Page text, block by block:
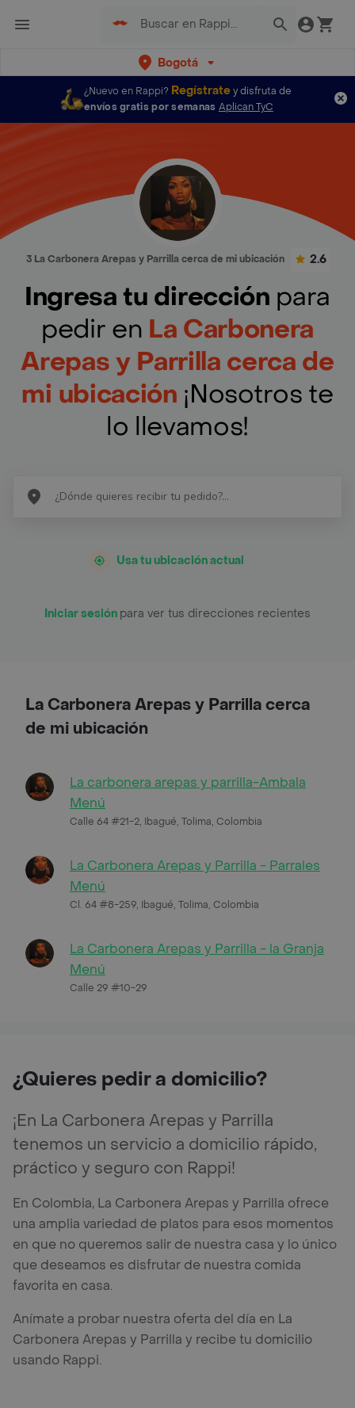
Bogotá
¿Nuevo en Rappi? Regístratey disfruta de
envíos gratis por semanas Aplican TyC
3 La Carbonera Arepas y Parrilla cerca de mi ubicación 2.6
Ingresa tu dirección para
pedir en La Carbonera
Arepas y Parrilla cerca de
mi ubicación ¡Nosotros te
lo llevamos!
Usa tu ubicación actual
Iniciar sesión para ver tus direcciones recientes
La Carbonera Arepas y Parrilla cerca
de mi ubicación
La carbonera arepas y parrilla-Ambala
Menú
Calle 64 #21-2, Ibagué, Tolima, Colombia
La Carbonera Arepas y Parrilla - Parrales
Menú
Cl. 64 #8-259, Ibagué, Tolima, Colombia
La Carbonera Arepas y Parrilla - la Granja
Menú
Calle 29 #10-29
¿Quieres pedir a domicilio?
¡En La Carbonera Arepas y Parrilla
tenemos un servicio a domicilio rápido,
práctico y seguro con Rappi!
En Colombia, La Carbonera Arepas y Parrilla ofrece
una amplia variedad de platos para esos momentos
en que no queremos salir de nuestra casa y lo único
que deseamos es disfrutar de nuestra comida
favorita en casa.
Anímate a probar nuestra oferta del día en La
Carbonera Arepas y Parrilla y recibe tu domicilio
usando Rappi.